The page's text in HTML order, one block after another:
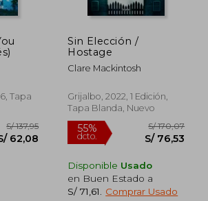
S/ 198,18 55%
dcto.
Tapa
Sin Elección /
Hostage
Clare Mackintosh
Grijalbo, 2022, 1 Edición,
Tapa Blanda, Nuevo
Disponible Usado
en Buen Estado a
S/ 71,61
Comprar Usado